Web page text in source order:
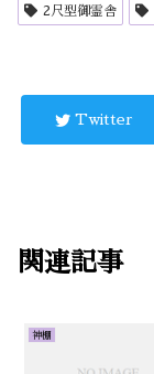
2尺型御霊舎
Twitter
関連記事
神棚